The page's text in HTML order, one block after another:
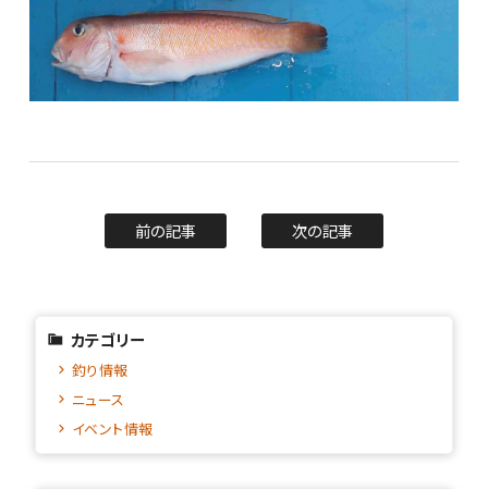
前の記事 次の記事
カテゴリー
釣り情報
ニュース
イベント情報